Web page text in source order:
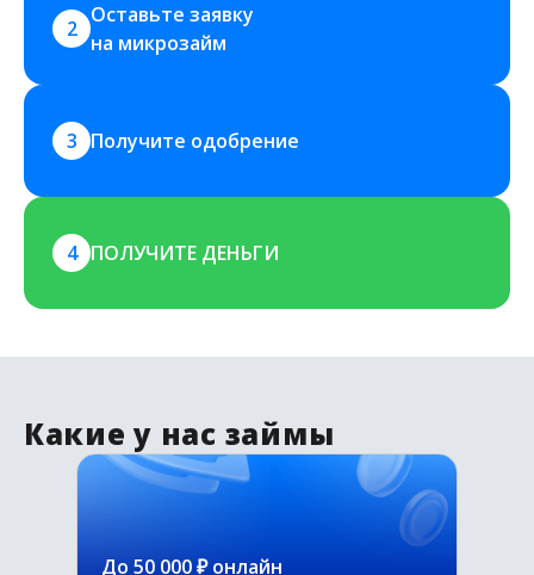
2
Оставьте заявку
на микрозайм
3 Получите одобрение
4 ПОЛУЧИТЕ ДЕНЬГИ
Какие у нас займы
До 50 000 ₽ онлайн